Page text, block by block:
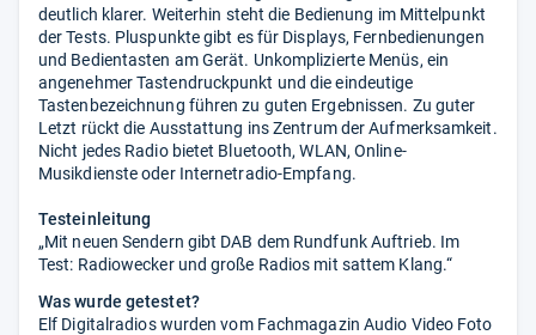
deutlich klarer. Weiterhin steht die Bedienung im Mittelpunkt
der Tests. Pluspunkte gibt es für Displays, Fernbedienungen
und Bedientasten am Gerät. Unkomplizierte Menüs, ein
angenehmer Tastendruckpunkt und die eindeutige
Tastenbezeichnung führen zu guten Ergebnissen. Zu guter
Letzt rückt die Ausstattung ins Zentrum der Aufmerksamkeit.
Nicht jedes Radio bietet Bluetooth, WLAN, Online-
Musikdienste oder Internetradio-Empfang.
Testeinleitung
„Mit neuen Sendern gibt DAB dem Rundfunk Auftrieb. Im
Test: Radiowecker und große Radios mit sattem Klang.“
Was wurde getestet?
Elf Digitalradios wurden vom Fachmagazin Audio Video Foto